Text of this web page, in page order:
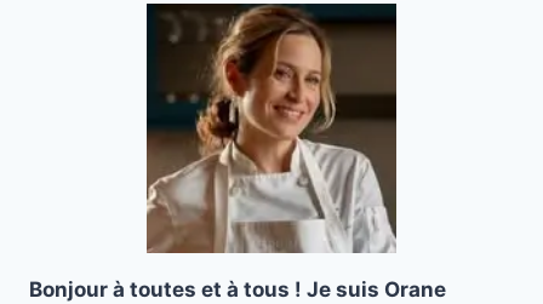
Bonjour à toutes et à tous ! Je suis Orane